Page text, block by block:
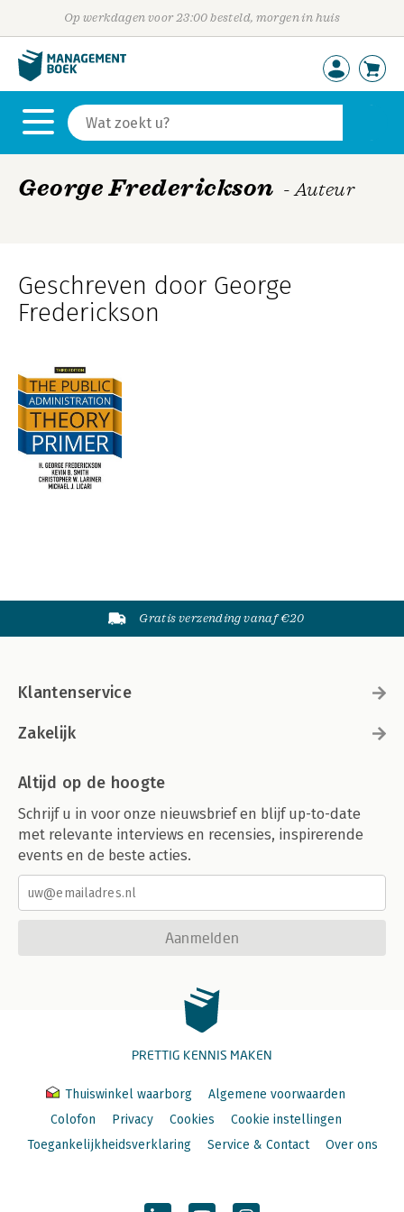
Op werkdagen voor 23:00 besteld, morgen in huis
George Frederickson - Auteur
Geschreven door George
Frederickson
Gratis verzending vanaf €20
Klantenservice
Zakelijk
Altijd op de hoogte
Schrijf u in voor onze nieuwsbrief en blijf up-to-date
met relevante interviews en recensies, inspirerende
events en de beste acties.
Aanmelden
PRETTIG KENNIS MAKEN
Thuiswinkel waarborg
Algemene voorwaarden
Colofon
Privacy Cookies
Cookie instellingen
Toegankelijkheidsverklaring
Service & Contact Over ons